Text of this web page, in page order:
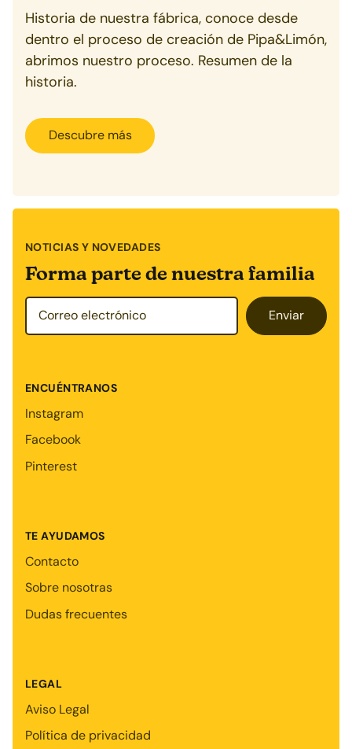
Historia de nuestra fábrica, conoce desde
dentro el proceso de creación de Pipa&Limón,
abrimos nuestro proceso. Resumen de la
historia.
Descubre más
NOTICIAS Y NOVEDADES
Forma parte de nuestra familia
Enviar
ENCUÉNTRANOS
Instagram
Facebook
Pinterest
TE AYUDAMOS
Contacto
Sobre nosotras
Dudas frecuentes
LEGAL
Aviso Legal
Política de privacidad